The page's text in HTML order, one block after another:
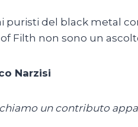
puristi del black metal
Filth non sono un
Narzisi
un contributo